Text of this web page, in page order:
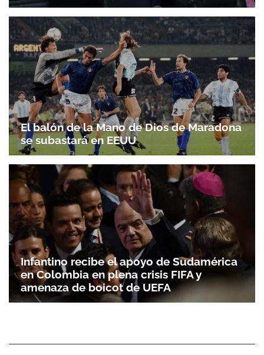
El balón de la Mano de Dios de Maradona
se subastará en EEUU
Infantino recibe el apoyo de Sudamérica
en Colombia en plena crisis FIFA y
amenaza de boicot de UEFA